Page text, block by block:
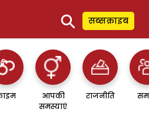
⚲ सब्सक्राइब
आपकी
समस्याएं
राजनीति